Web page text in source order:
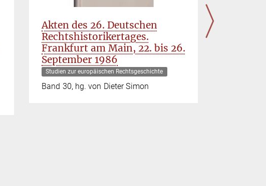
Akten des 26. Deutschen
Rechtshistorikertages.
Frankfurt am Main, 22. bis 26.
September 1986
Studien zur europäischen Rechtsgeschichte
Band 30, hg. von Dieter Simon